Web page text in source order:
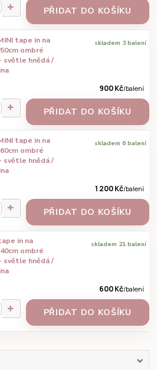
PŘIDAT DO KOŠÍKU
tape in na
ombré
světle hnědá /
900 Kč/balení
skladem 3 balení
PŘIDAT DO KOŠÍKU
tape in na
ombré
světle hnědá /
1 200 Kč/balení
skladem 6 balení
PŘIDAT DO KOŠÍKU
in na
ombré
světle hnědá /
600 Kč/balení
skladem 21 balení
PŘIDAT DO KOŠÍKU